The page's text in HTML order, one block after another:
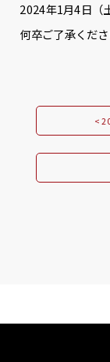
2024年1月4日（
何卒ご了承くだ
<